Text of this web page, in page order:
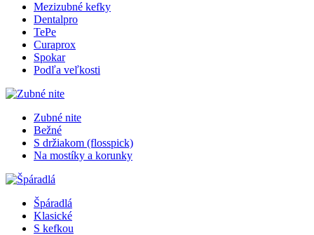
Mezizubné kefky
Dentalpro
TePe
Curaprox
Spokar
Podľa veľkosti
Zubné nite
Bežné
S držiakom (flosspick)
Na mostíky a korunky
Špáradlá
Klasické
S kefkou